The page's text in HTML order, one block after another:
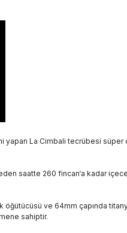
yapan La Cimbali tecrübesi
saatte 260 fincan‘a kadar
ve 64mm çapında
sahiptir.